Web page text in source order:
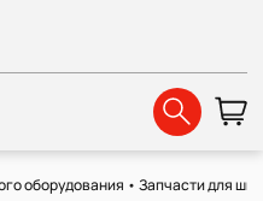
оборудования •Запчасти для